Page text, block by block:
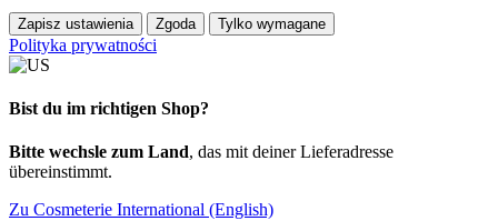
Zapisz ustawienia Zgoda Tylko wymagane
Polityka prywatności
Bist du im richtigen Shop?
Bitte wechsle zum Land, das mit deiner Lieferadresse
übereinstimmt.
Zu Cosmeterie International (English)